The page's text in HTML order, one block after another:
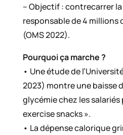
– Objectif : contrecarrer
responsable de 4 millions
(OMS 2022).
Pourquoi ça marche ?
• Une étude de
2023) montre une baisse
glycémie chez les
exercise snacks ».
• La dépense calorique